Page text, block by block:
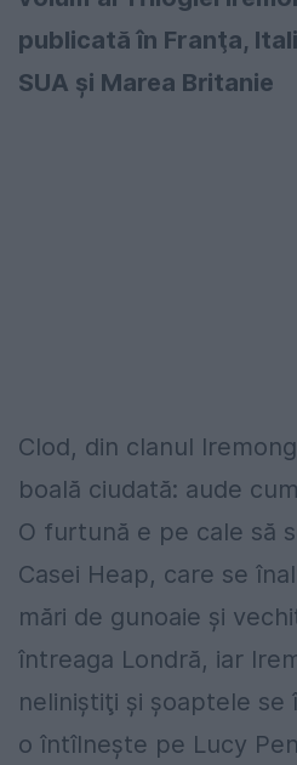
publicată în Franţa,
SUA și Marea Britanie
Clod, din clanul
boală ciudată: aude
O furtună e pe cale să
Casei Heap, care se
mări de gunoaie şi
întreaga Londră, iar
neliniştiţi şi şoaptele se
o întîlneşte pe Lucy